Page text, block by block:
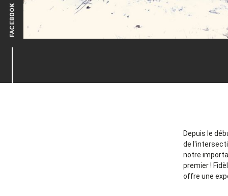
FACEBOOK
Depuis le
de
notre
premier !
offre une